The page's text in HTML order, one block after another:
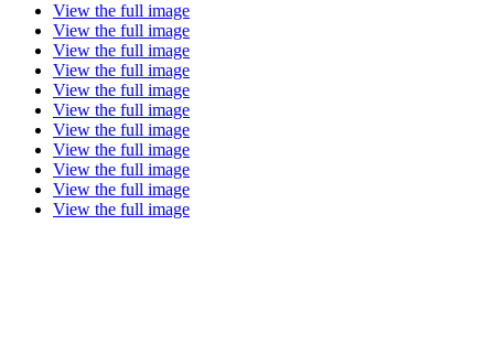
View the full image
View the full image
View the full image
View the full image
View the full image
View the full image
View the full image
View the full image
View the full image
View the full image
View the full image